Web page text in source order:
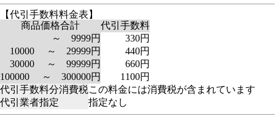
【代引手数料料金表】
商品価格合計
代引手数料
～ 9999円
330円
10000 ～ 29999円
440円
30000 ～ 99999円
660円
100000 ～ 300000円
1100円
代引手数料分消費税この料金には消費税が含まれています
代引業者指定
指定なし